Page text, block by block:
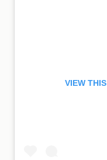
VIEW